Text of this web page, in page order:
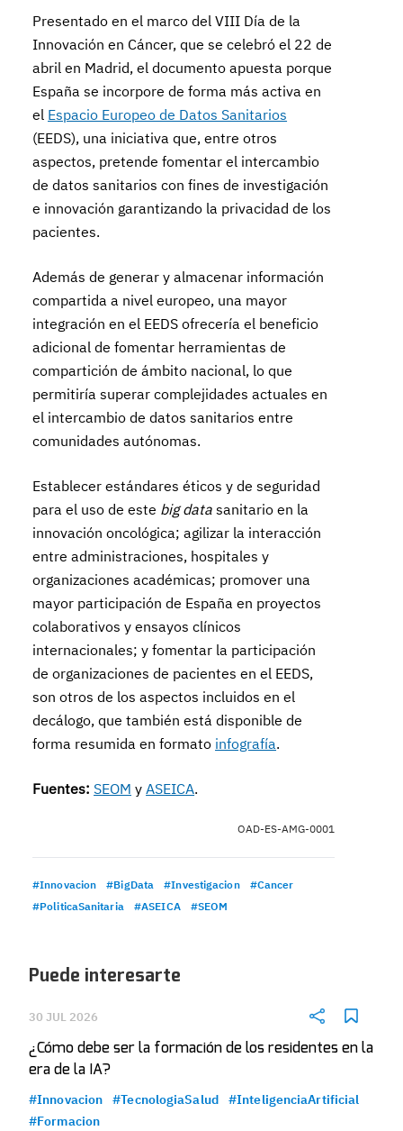
Presentado en el marco del VIII Día de la
Innovación en Cáncer, que se celebró el 22 de
abril en Madrid, el documento apuesta porque
España se incorpore de forma más activa en
el Espacio Europeo de Datos Sanitarios
(EEDS), una iniciativa que, entre otros
aspectos, pretende fomentar el intercambio
de datos sanitarios con fines de investigación
e innovación garantizando la privacidad de los
pacientes.
Además de generar y almacenar información
compartida a nivel europeo, una mayor
integración en el EEDS ofrecería el beneficio
adicional de fomentar herramientas de
compartición de ámbito nacional, lo que
permitiría superar complejidades actuales en
el intercambio de datos sanitarios entre
comunidades autónomas.
Establecer estándares éticos y de seguridad
para el uso de este big data sanitario en la
innovación oncológica; agilizar la interacción
entre administraciones, hospitales y
organizaciones académicas; promover una
mayor participación de España en proyectos
colaborativos y ensayos clínicos
internacionales; y fomentar la participación
de organizaciones de pacientes en el EEDS,
son otros de los aspectos incluidos en el
decálogo, que también está disponible de
forma resumida en formato infografía.
Fuentes: SEOM yASEICA.
OAD-ES-AMG-0001
#Innovacion #BigData #Investigacion
#Cancer
#PoliticaSanitaria
#ASEICA #SEOM
Puede interesarte
30 JUL 2026
¿Cómo debe ser la formación de los residentes en la
era de la IA?
#Innovacion #TecnologiaSalud
#InteligenciaArtificial
#Formacion